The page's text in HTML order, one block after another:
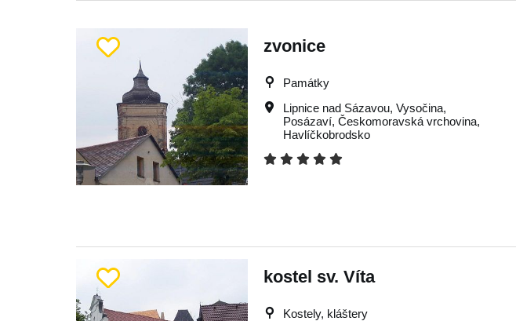
zvonice
Památky
Lipnice nad Sázavou,Vysočina,
Posázaví,Českomoravská vrchovina,
Havlíčkobrodsko
kostel sv. Víta
Kostely, kláštery